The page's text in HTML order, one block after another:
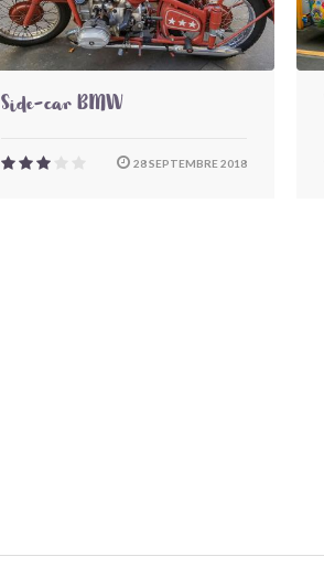
Side-car BMW
28 SEPTEMBRE 2018